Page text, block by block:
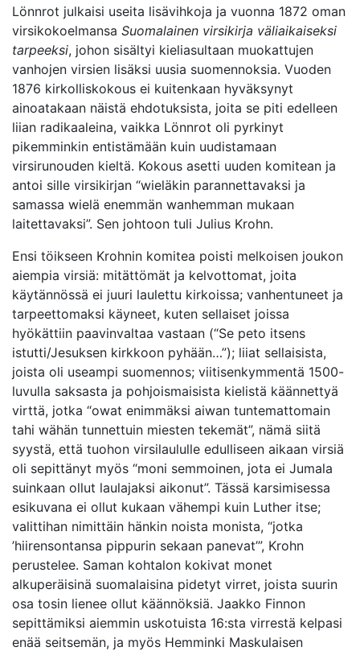
Lönnrot julkaisi useita lisävihkoja ja vuonna 1872 oman
virsikokoelmansa Suomalainen virsikirja väliaikaiseksi
tarpeeksi, johon sisältyi kieliasultaan muokattujen
vanhojen virsien lisäksi uusia suomennoksia. Vuoden
1876 kirkolliskokous ei kuitenkaan hyväksynyt
ainoatakaan näistä ehdotuksista, joita se piti edelleen
liian radikaaleina, vaikka Lönnrot oli pyrkinyt
pikemminkin entistämään kuin uudistamaan
virsirunouden kieltä. Kokous asetti uuden komitean ja
antoi sille virsikirjan “wieläkin parannettavaksi ja
samassa wielä enemmän wanhemman mukaan
laitettavaksi”. Sen johtoon tuli Julius Krohn.
Ensi töikseen Krohnin komitea poisti melkoisen joukon
aiempia virsiä: mitättömät ja kelvottomat, joita
käytännössä ei juuri laulettu kirkoissa; vanhentuneet ja
tarpeettomaksi käyneet, kuten sellaiset joissa
hyökättiin paavinvaltaa vastaan (“Se peto itsens
istutti/Jesuksen kirkkoon pyhään…”); liiat sellaisista,
joista oli useampi suomennos; viitisenkymmentä 1500-
luvulla saksasta ja pohjoismaisista kielistä käännettyä
virttä, jotka “owat enimmäksi aiwan tuntemattomain
tahi wähän tunnettuin miesten tekemät”, nämä siitä
syystä, että tuohon virsilaululle edulliseen aikaan virsiä
oli sepittänyt myös “moni semmoinen, jota ei Jumala
suinkaan ollut laulajaksi aikonut”. Tässä karsimisessa
esikuvana ei ollut kukaan vähempi kuin Luther itse;
valittihan nimittäin hänkin noista monista, “jotka
’hiirensontansa pippurin sekaan panevat’”, Krohn
perustelee. Saman kohtalon kokivat monet
alkuperäisinä suomalaisina pidetyt virret, joista suurin
osa tosin lienee ollut käännöksiä. Jaakko Finnon
sepittämiksi aiemmin uskotuista 16:sta virrestä kelpasi
enää seitsemän, ja myös Hemminki Maskulaisen